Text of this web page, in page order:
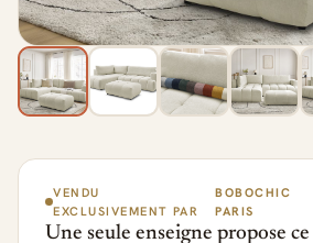
VENDU
EXCLUSIVEMENT PAR
BOBOCHIC
PARIS
Une seule enseigne propose ce